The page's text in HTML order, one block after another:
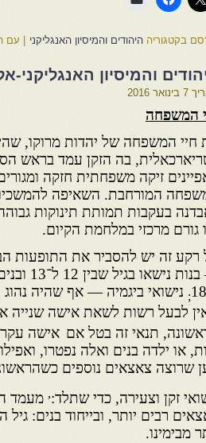
בקטגוריה היהודים והמיסיון האנגליקני עם
והמיסיון
7 בינואר 2016
המשפחה
חיי המשפחה של יהדות מרוקו,
בה הזקן עמד בראש
זיקה משפחתית חזקה
המורחבת. השאיפה
בעקבות תמותת תינוקות
גורם מרכזי במלחמת הקיום.
רקע זה יש להסביר את התופעות
; נישואי ביגמיה — אף שהיה
לבעל רשות לשאת אישה שנייה
תנאי זה בטל אם אישה
או ילדה בנים ואלה נפטרו,
שרוצה צאצאים נוספים
זקן וצעירה, כדי שתלד:, מעמד
רבים יותר, ובייחוד בנים:
מבימינו.